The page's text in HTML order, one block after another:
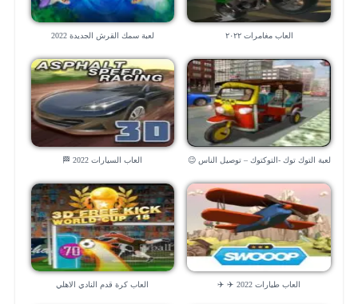
العاب مغامرات ٢٠٢٢ لعبة سمك القرش الجديدة 2022
لعبة التوك توك -التوكتوك – توصيل الناس 😉 العاب السيارات 2022 🏁
العاب طيارات 2022 ✈️ ✈️ العاب كرة قدم النادي الاهلي